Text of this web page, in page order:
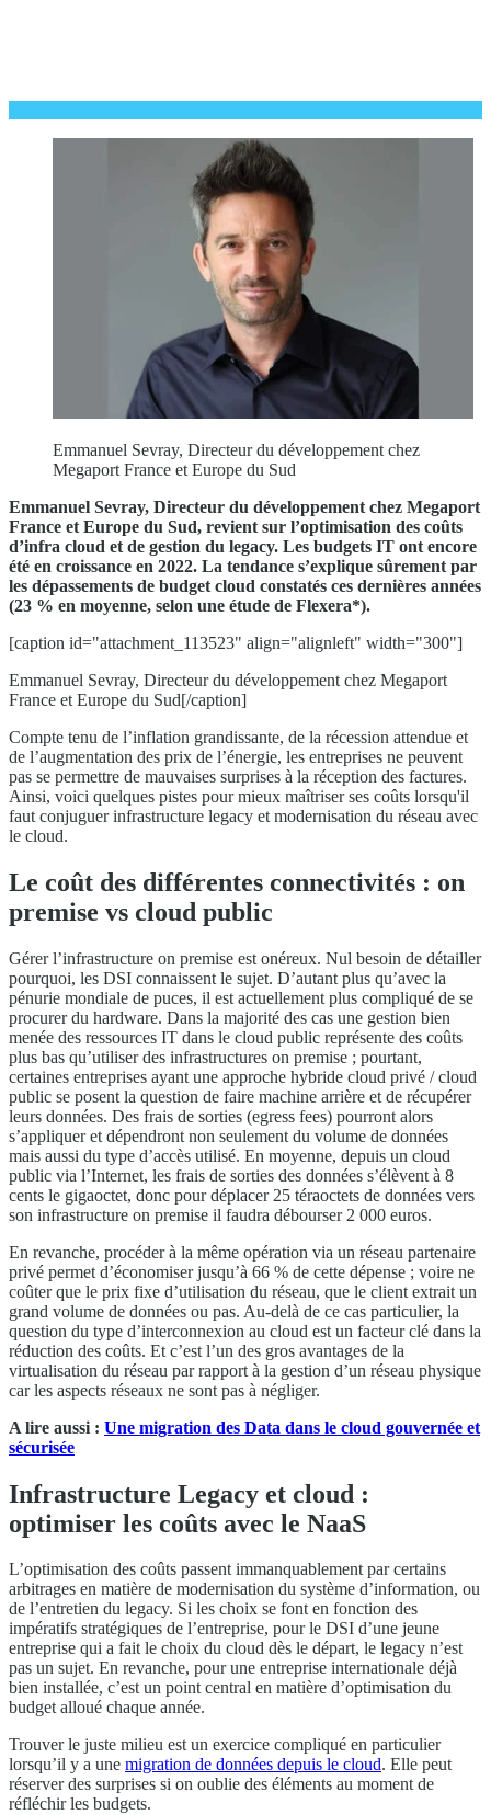
Emmanuel Sevray, Directeur du développement chez
Megaport France et Europe du Sud
Emmanuel Sevray, Directeur du développement chez Megaport
France et Europe du Sud, revient sur l’optimisation des coûts
d’infra cloud et de gestion du legacy. Les budgets IT ont encore
été en croissance en 2022. La tendance s’explique sûrement par
les dépassements de budget cloud constatés ces dernières années
(23 % en moyenne, selon une étude de Flexera*).
[caption id="attachment_113523" align="alignleft" width="300"]
Emmanuel Sevray, Directeur du développement chez Megaport
France et Europe du Sud[/caption]
Compte tenu de l’inflation grandissante, de la récession attendue et
de l’augmentation des prix de l’énergie, les entreprises ne peuvent
pas se permettre de mauvaises surprises à la réception des factures.
Ainsi, voici quelques pistes pour mieux maîtriser ses coûts lorsqu'il
faut conjuguer infrastructure legacy et modernisation du réseau avec
le cloud.
Le coût des différentes connectivités : on
premise vs cloud public
Gérer l’infrastructure on premise est onéreux. Nul besoin de détailler
pourquoi, les DSI connaissent le sujet. D’autant plus qu’avec la
pénurie mondiale de puces, il est actuellement plus compliqué de se
procurer du hardware. Dans la majorité des cas une gestion bien
menée des ressources IT dans le cloud public représente des coûts
plus bas qu’utiliser des infrastructures on premise ; pourtant,
certaines entreprises ayant une approche hybride cloud privé / cloud
public se posent la question de faire machine arrière et de récupérer
leurs données. Des frais de sorties (egress fees) pourront alors
s’appliquer et dépendront non seulement du volume de données
mais aussi du type d’accès utilisé. En moyenne, depuis un cloud
public via l’Internet, les frais de sorties des données s’élèvent à 8
cents le gigaoctet, donc pour déplacer 25 téraoctets de données vers
son infrastructure on premise il faudra débourser 2 000 euros.
En revanche, procéder à la même opération via un réseau partenaire
privé permet d’économiser jusqu’à 66 % de cette dépense ; voire ne
coûter que le prix fixe d’utilisation du réseau, que le client extrait un
grand volume de données ou pas. Au-delà de ce cas particulier, la
question du type d’interconnexion au cloud est un facteur clé dans la
réduction des coûts. Et c’est l’un des gros avantages de la
virtualisation du réseau par rapport à la gestion d’un réseau physique
car les aspects réseaux ne sont pas à négliger.
A lire aussi : Une migration des Data dans le cloud gouvernée et
sécurisée
Infrastructure Legacy et cloud :
optimiser les coûts avec le NaaS
L’optimisation des coûts passent immanquablement par certains
arbitrages en matière de modernisation du système d’information, ou
de l’entretien du legacy. Si les choix se font en fonction des
impératifs stratégiques de l’entreprise, pour le DSI d’une jeune
entreprise qui a fait le choix du cloud dès le départ, le legacy n’est
pas un sujet. En revanche, pour une entreprise internationale déjà
bien installée, c’est un point central en matière d’optimisation du
budget alloué chaque année.
Trouver le juste milieu est un exercice compliqué en particulier
lorsqu’il y a une migration de données depuis le cloud. Elle peut
réserver des surprises si on oublie des éléments au moment de
réfléchir les budgets.